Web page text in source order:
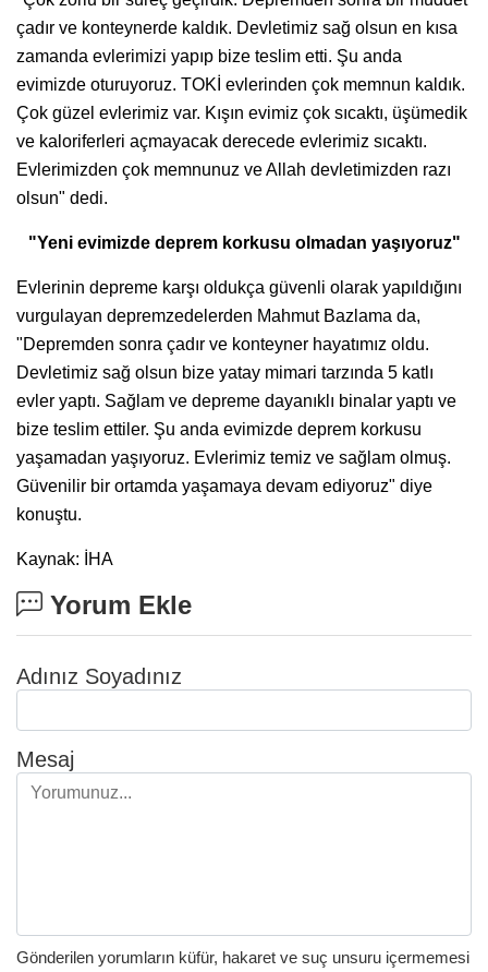
çadır ve konteynerde kaldık. Devletimiz sağ olsun en kısa
zamanda evlerimizi yapıp bize teslim etti. Şu anda
evimizde oturuyoruz. TOKİ evlerinden çok memnun kaldık.
Çok güzel evlerimiz var. Kışın evimiz çok sıcaktı, üşümedik
ve kaloriferleri açmayacak derecede evlerimiz sıcaktı.
Evlerimizden çok memnunuz ve Allah devletimizden razı
olsun" dedi.
"Yeni evimizde deprem korkusu olmadan yaşıyoruz"
Evlerinin depreme karşı oldukça güvenli olarak yapıldığını
vurgulayan depremzedelerden Mahmut Bazlama da,
"Depremden sonra çadır ve konteyner hayatımız oldu.
Devletimiz sağ olsun bize yatay mimari tarzında 5 katlı
evler yaptı. Sağlam ve depreme dayanıklı binalar yaptı ve
bize teslim ettiler. Şu anda evimizde deprem korkusu
yaşamadan yaşıyoruz. Evlerimiz temiz ve sağlam olmuş.
Güvenilir bir ortamda yaşamaya devam ediyoruz" diye
konuştu.
Kaynak: İHA
Yorum Ekle
Adınız Soyadınız
Mesaj
Gönderilen yorumların küfür, hakaret ve suç unsuru içermemesi